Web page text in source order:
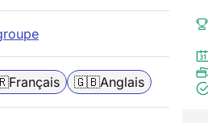
Français 🇬🇧Anglais